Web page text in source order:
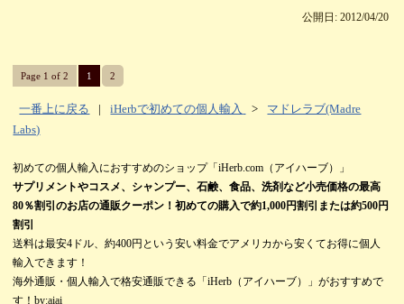
公開日: 2012/04/20
Page 1 of 2 1 2
一番上に戻る iHerbで初めての個人輸入 >
マドレラブ(Madre
Labs)
初めての個人輸入におすすめのショップ「iHerb.com（アイハーブ）」
サプリメントやコスメ、シャンプー、石鹸、食品、洗剤など小売価格の最高
80％割引のお店の通販クーポン！初めての購入で約1,000円割引または約500円
割引
送料は最安4ドル、約400円という安い料金でアメリカから安くてお得に個人
輸入できます！
海外通販・個人輸入で格安通販できる「iHerb（アイハーブ）」がおすすめで
す！by:aiai